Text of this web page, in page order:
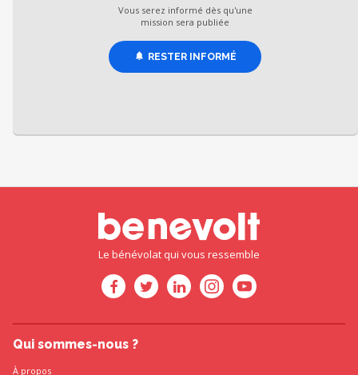
Vous serez informé dès qu'une
mission sera publiée
RESTER INFORMÉ
Le bénévolat qui vous ressemble
Qui sommes-nous ?
À propos